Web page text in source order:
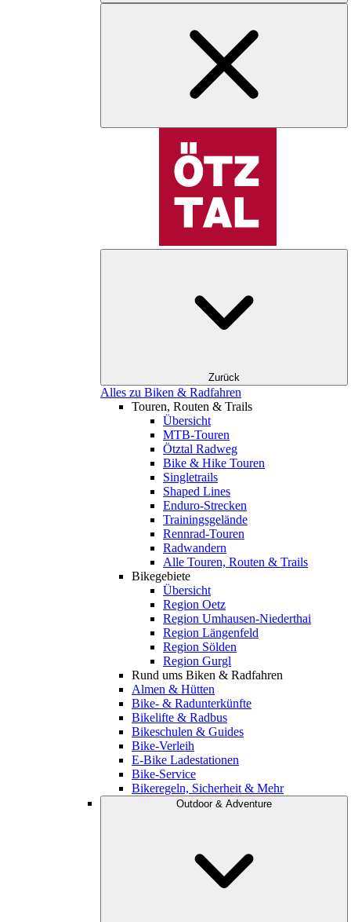
Zurück
Alles zu Biken & Radfahren
Touren, Routen & Trails
Übersicht
MTB-Touren
Ötztal Radweg
Bike & Hike Touren
Singletrails
Shaped Lines
Enduro-Strecken
Trainingsgelände
Rennrad-Touren
Radwandern
Alle Touren, Routen & Trails
Bikegebiete
Übersicht
Region Oetz
Region Umhausen-Niederthai
Region Längenfeld
Region Sölden
Region Gurgl
Rund ums Biken & Radfahren
Almen & Hütten
Bike- & Radunterkünfte
Bikelifte & Radbus
Bikeschulen & Guides
Bike-Verleih
E-Bike Ladestationen
Bike-Service
Bikeregeln, Sicherheit & Mehr
Outdoor & Adventure